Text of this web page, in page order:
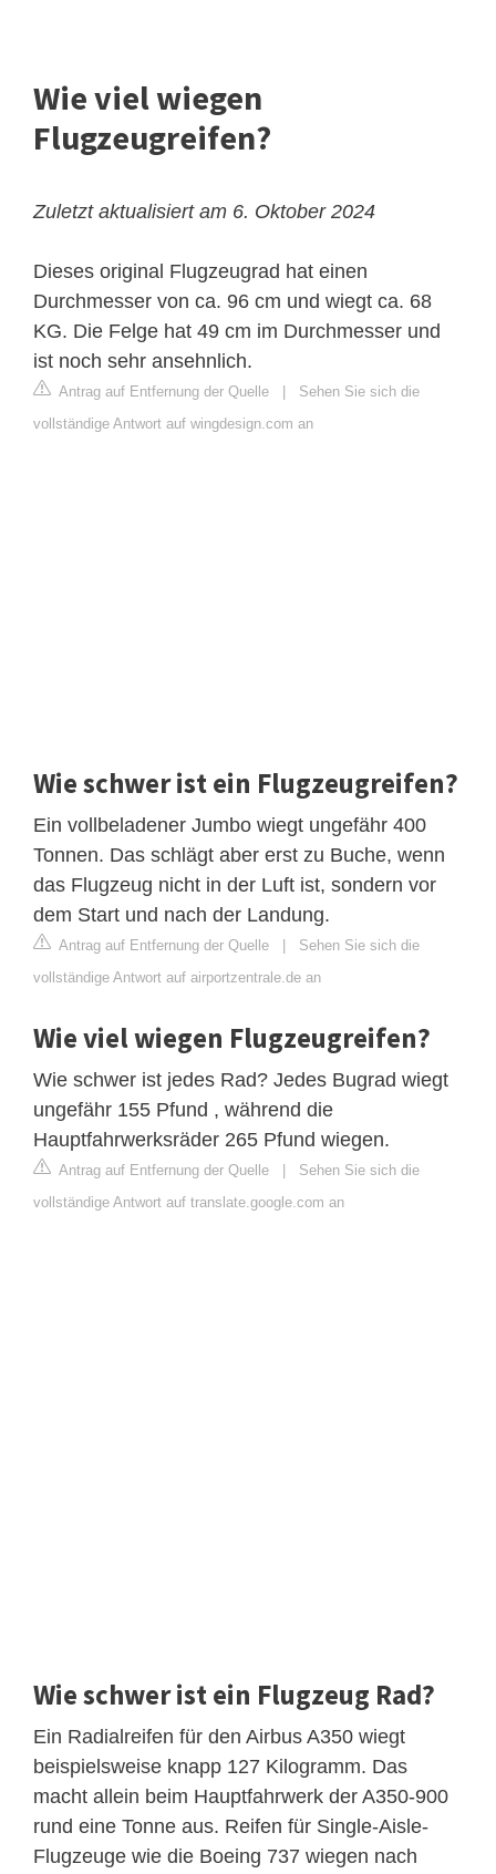
Wie viel wiegen
Flugzeugreifen?
Zuletzt aktualisiert am 6. Oktober 2024
Dieses original Flugzeugrad hat einen
Durchmesser von ca. 96 cm und wiegt ca. 68
KG. Die Felge hat 49 cm im Durchmesser und
ist noch sehr ansehnlich.
Antrag auf Entfernung der Quelle
Sehen Sie sich die
vollständige Antwort auf wingdesign.com an
Wie schwer ist ein Flugzeugreifen?
Ein vollbeladener Jumbo wiegt ungefähr 400
Tonnen. Das schlägt aber erst zu Buche, wenn
das Flugzeug nicht in der Luft ist, sondern vor
dem Start und nach der Landung.
Antrag auf Entfernung der Quelle
Sehen Sie sich die
vollständige Antwort auf airportzentrale.de an
Wie viel wiegen Flugzeugreifen?
Wie schwer ist jedes Rad? Jedes Bugrad wiegt
ungefähr 155 Pfund , während die
Hauptfahrwerksräder 265 Pfund wiegen.
Antrag auf Entfernung der Quelle
Sehen Sie sich die
vollständige Antwort auf translate.google.com an
Wie schwer ist ein Flugzeug Rad?
Ein Radialreifen für den Airbus A350 wiegt
beispielsweise knapp 127 Kilogramm. Das
macht allein beim Hauptfahrwerk der A350-900
rund eine Tonne aus. Reifen für Single-Aisle-
Flugzeuge wie die Boeing 737 wiegen nach